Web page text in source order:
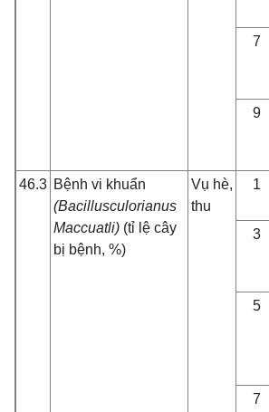
7
9
46.3 Bệnh vi khuẩn
(Bacillusculorianus
Maccuatli) (tỉ lệ cây
bị bệnh, %)
Vụ hè,
thu
1
3
5
7